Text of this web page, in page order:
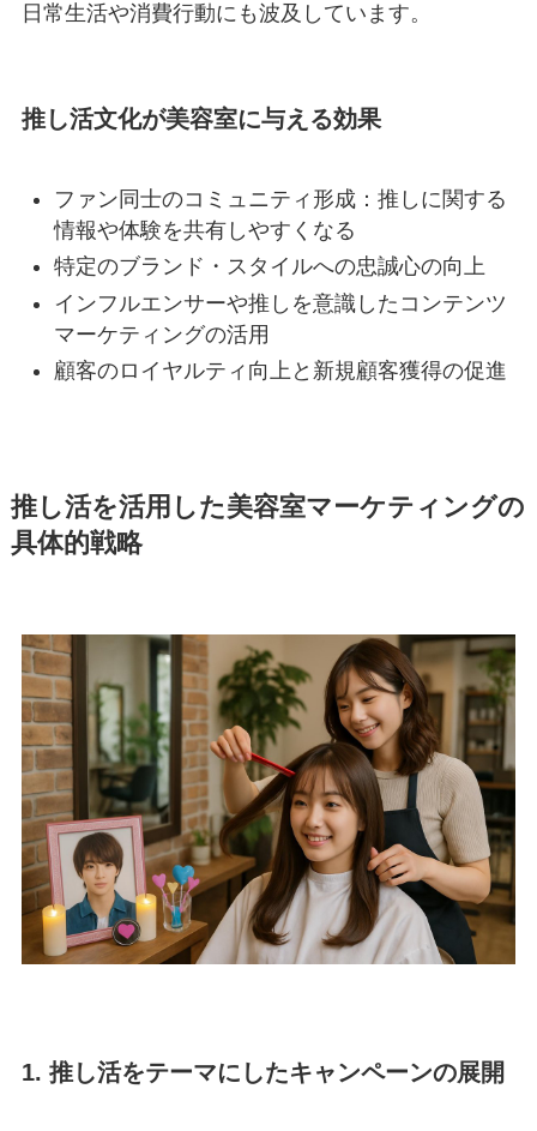
日常生活や消費行動にも波及しています。
推し活文化が美容室に与える効果
ファン同士のコミュニティ形成：推しに関する
情報や体験を共有しやすくなる
特定のブランド・スタイルへの忠誠心の向上
インフルエンサーや推しを意識したコンテンツ
マーケティングの活用
顧客のロイヤルティ向上と新規顧客獲得の促進
推し活を活用した美容室マーケティングの
具体的戦略
1. 推し活をテーマにしたキャンペーンの展開